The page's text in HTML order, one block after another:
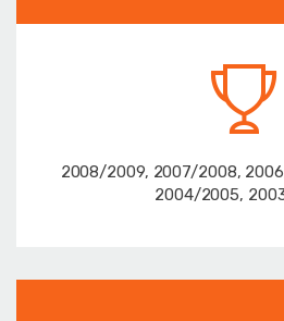
2008/2009, 2007/2008,
2004/2005,